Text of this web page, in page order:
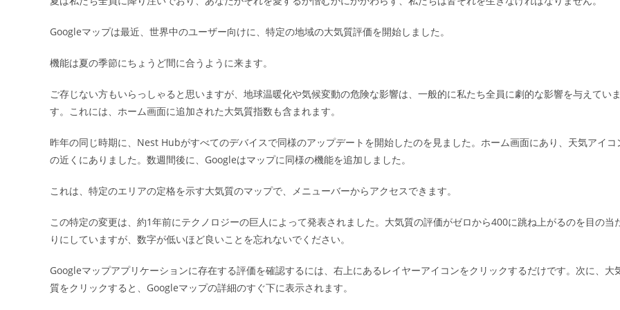
日:
ゴ
ー:
Googleマップは最近、世界中のユーザー向けに、特定の地域の大気質評価を開始しました。
機能は夏の季節にちょうど間に合うように来ます。
ご存じない方もいらっしゃると思いますが、地球温暖化や気候変動の危険な影響は、一般的に私たち全員に劇的な影響を与えていま
す。これには、ホーム画面に追加された大気質指数も含まれます。
昨年の同じ時期に、Nest Hubがすべてのデバイスで同様のアップデートを開始したのを見ました。ホーム画面にあり、天気アイコ
の近くにありました。数週間後に、Googleはマップに同様の機能を追加しました。
これは、特定のエリアの定格を示す大気質のマップで、メニューバーからアクセスできます。
この特定の変更は、約1年前にテクノロジーの巨人によって発表されました。大気質の評価がゼロから400に跳ね上がるのを目の当
りにしていますが、数字が低いほど良いことを忘れないでください。
Googleマップアプリケーションに存在する評価を確認するには、右上にあるレイヤーアイコンをクリックするだけです。次に、大
質をクリックすると、Googleマップの詳細のすぐ下に表示されます。